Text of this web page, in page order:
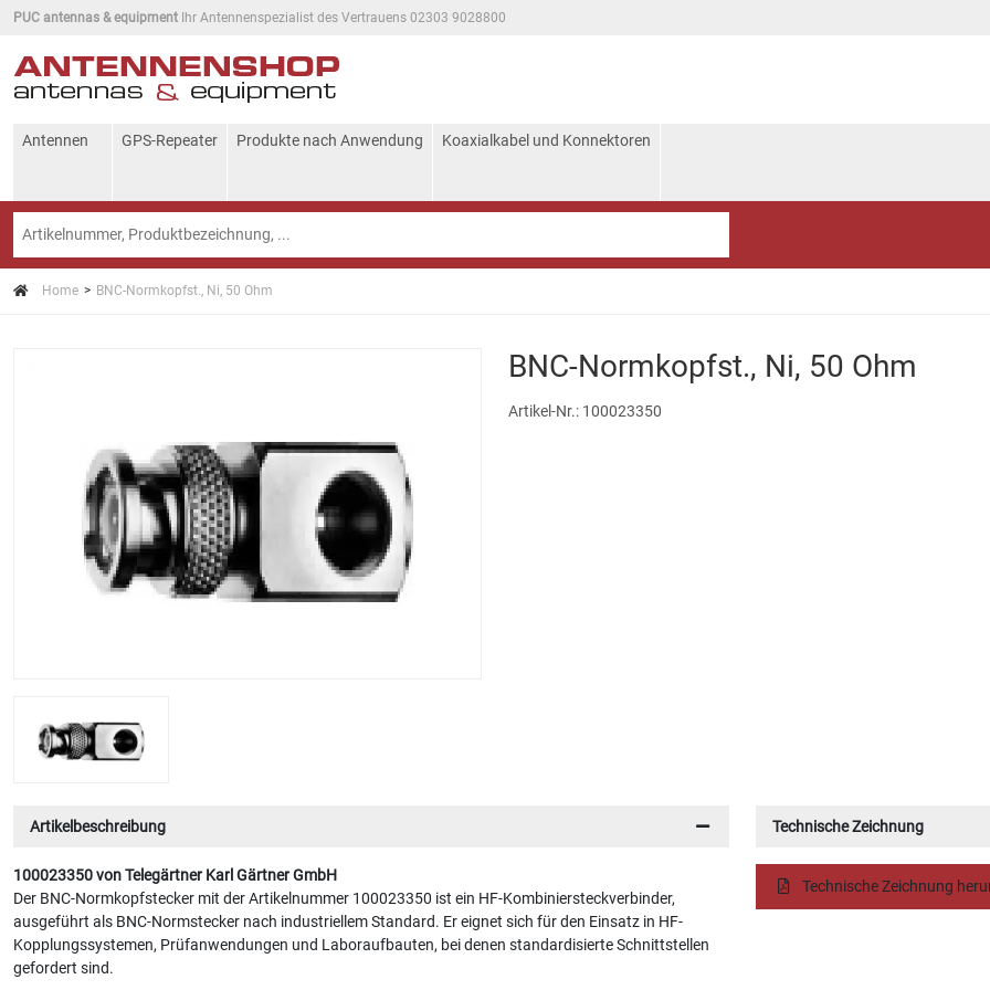
PUC antennas & equipment Ihr Antennenspezialist des Vertrauens 02303 9028800
Antennen GPS-Repeater Produkte nach Anwendung Koaxialkabel und Konnektoren
Home BNC-Normkopfst., Ni, 50 Ohm
BNC-Normkopfst., Ni, 50 Ohm
Artikel-Nr.: 100023350
Artikelbeschreibung
100023350 von Telegärtner Karl Gärtner GmbH
Der BNC-Normkopfstecker mit der Artikelnummer 100023350 ist ein HF-Kombiniersteckverbinder,
ausgeführt als BNC-Normstecker nach industriellem Standard. Er eignet sich für den Einsatz in HF-
Kopplungssystemen, Prüfanwendungen und Laboraufbauten, bei denen standardisierte Schnittstellen
gefordert sind.
Technische Zeichnung
Technische Zeichnung